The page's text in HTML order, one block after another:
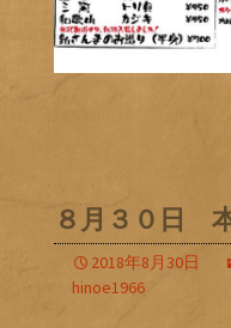
８月３０日
2018年8月30日
hinoe1966